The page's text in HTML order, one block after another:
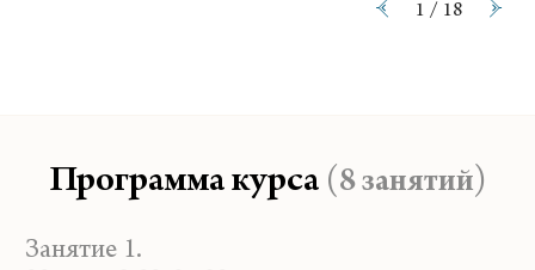
1 / 18
Программа курса (8 занятий)
Занятие 1.